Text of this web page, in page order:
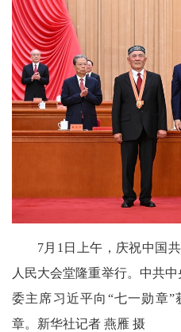
7月1日上午，庆祝中国
人民大会堂隆重举行。中共
委主席习近平向“七一勋章”
章。新华社记者 燕雁 摄